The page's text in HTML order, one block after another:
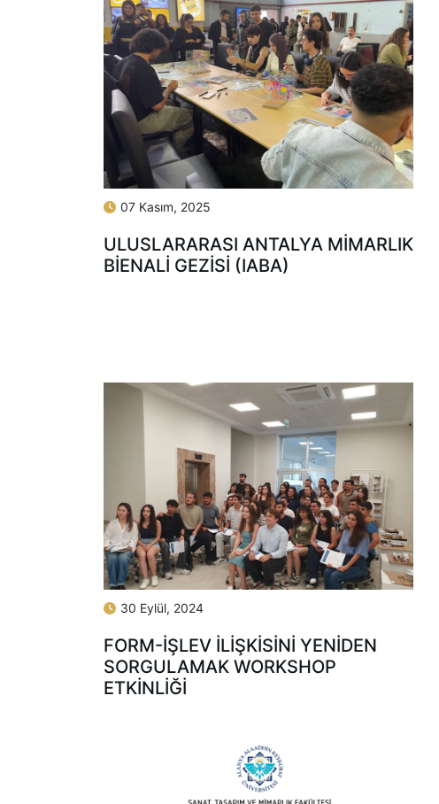
07 Kasım, 2025
ULUSLARARASI ANTALYA MIMARLIK
BIENALI GEZISI (IABA)
30 Eylül, 2024
FORM-İŞLEV İLIŞKISINI YENIDEN
SORGULAMAK WORKSHOP
ETKINLIĞI